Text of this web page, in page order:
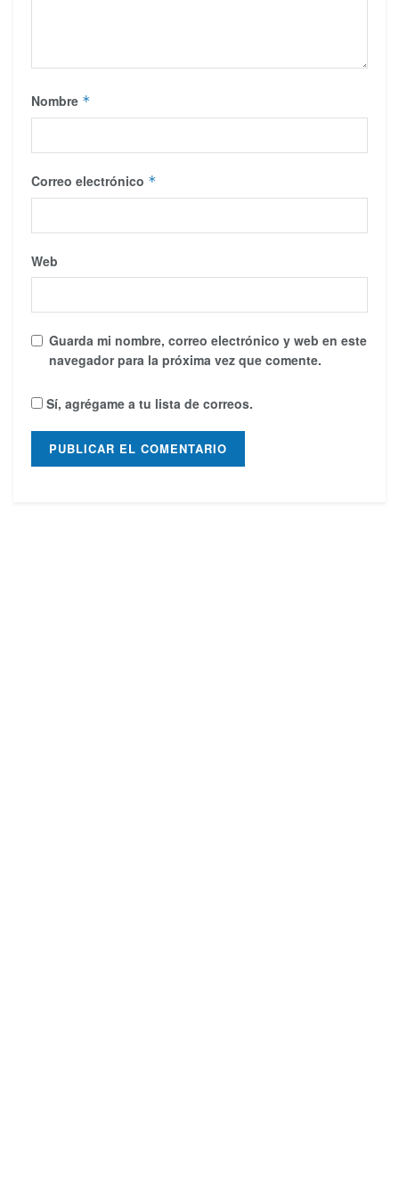
Nombre *
Correo electrónico *
Web
Guarda mi nombre, correo electrónico y web en este
navegador para la próxima vez que comente.
Sí, agrégame a tu lista de correos.